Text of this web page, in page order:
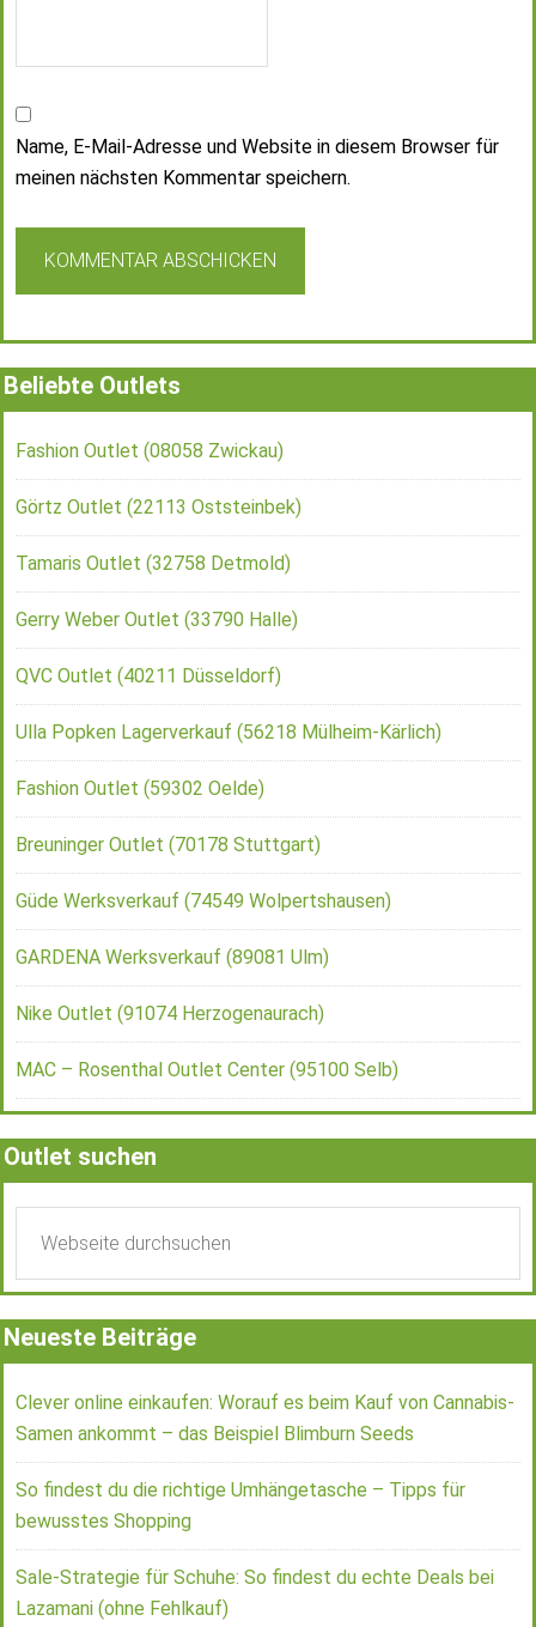
Name, E-Mail-Adresse und Website in diesem Browser für
meinen nächsten Kommentar speichern.
Beliebte Outlets
Fashion Outlet (08058 Zwickau)
Görtz Outlet (22113 Oststeinbek)
Tamaris Outlet (32758 Detmold)
Gerry Weber Outlet (33790 Halle)
QVC Outlet (40211 Düsseldorf)
Ulla Popken Lagerverkauf (56218 Mülheim-Kärlich)
Fashion Outlet (59302 Oelde)
Breuninger Outlet (70178 Stuttgart)
Güde Werksverkauf (74549 Wolpertshausen)
GARDENA Werksverkauf (89081 Ulm)
Nike Outlet (91074 Herzogenaurach)
MAC – Rosenthal Outlet Center (95100 Selb)
Outlet suchen
Neueste Beiträge
Clever online einkaufen: Worauf es beim Kauf von Cannabis-
Samen ankommt – das Beispiel Blimburn Seeds
So findest du die richtige Umhängetasche – Tipps für
bewusstes Shopping
Sale-Strategie für Schuhe: So findest du echte Deals bei
Lazamani (ohne Fehlkauf)